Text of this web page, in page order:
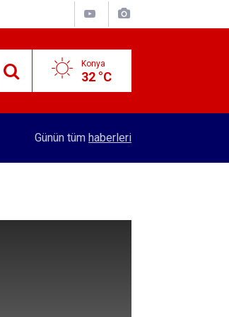
Konya
32 °C
12 bin yıllık Iza Buğdayı geleceğe taşınıyor
Günün tüm haberleri